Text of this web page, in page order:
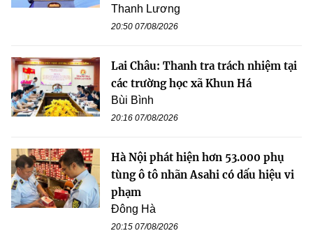
Thanh Lương
20:50 07/08/2026
Lai Châu: Thanh tra trách nhiệm tại
các trường học xã Khun Há
Bùi Bình
20:16 07/08/2026
Hà Nội phát hiện hơn 53.000 phụ
tùng ô tô nhãn Asahi có dấu hiệu vi
phạm
Đông Hà
20:15 07/08/2026